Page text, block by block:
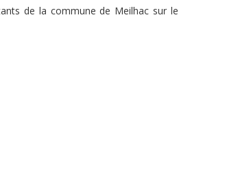
de la commune de Meilhac sur le